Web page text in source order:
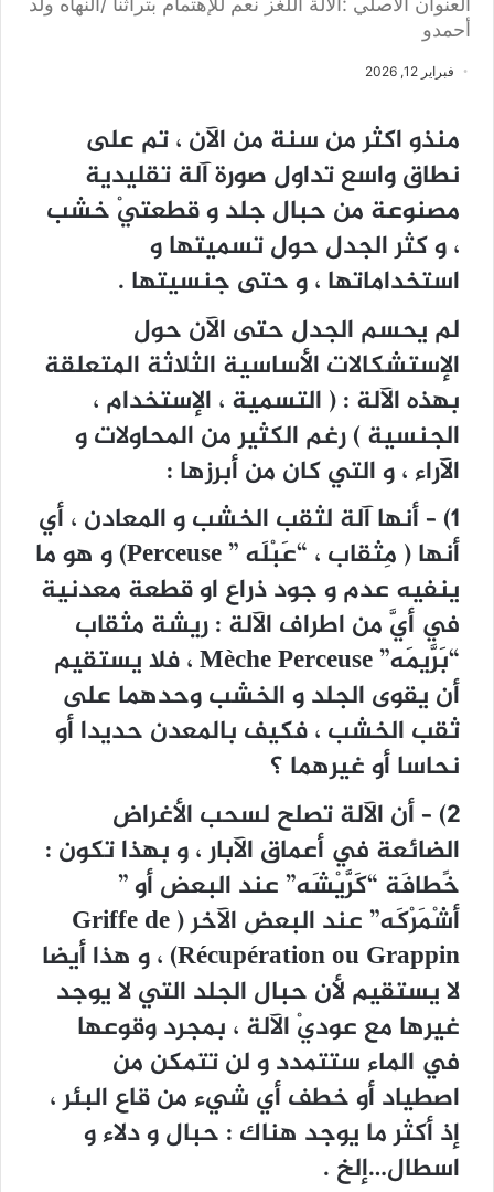
أحمدو
فبراير 12, 2026
منذو اكثر من سنة من الآن ، تم على
نطاق واسع تداول صورة آلة تقليدية
مصنوعة من حبال جلد و قطعتيْ خشب
، و كثر الجدل حول تسميتها و
استخداماتها ، و حتى جنسيتها .
لم يحسم الجدل حتى الآن حول
الإستشكالات الأساسية الثلاثة المتعلقة
بهذه الآلة : ( التسمية ، الإستخدام ،
الجنسية ) رغم الكثير من المحاولات و
الآراء ، و التي كان من أبرزها :
1) – أنها آلة لثقب الخشب و المعادن ، أي
أنها ( مِثقاب ، “عَبْلَه ” Perceuse) و هو ما
ينفيه عدم و جود ذراع او قطعة معدنية
في أيَّ من اطراف الآلة : ريشة مثقاب
“بَرَّيمَه” Mèche Perceuse ، فلا يستقيم
أن يقوى الجلد و الخشب وحدهما على
ثقب الخشب ، فكيف بالمعدن حديدا أو
نحاسا أو غيرهما ؟
2) – أن الآلة تصلح لسحب الأغراض
الضائعة في أعماق الآبار ، و بهذا تكون :
خًطافَة “كَرَّيْشَه” عند البعض أو ”
أشْمَرْكَه” عند البعض الآخر ( Griffe de
Récupération ou Grappin) ، و هذا أيضا
لا يستقيم لأن حبال الجلد التي لا يوجد
غيرها مع عوديْ الآلة ، بمجرد وقوعها
في الماء ستتمدد و لن تتمكن من
اصطياد أو خطف أي شيء من قاع البئر ،
إذ أكثر ما يوجد هناك : حبال و دلاء و
اسطال…إلخ .